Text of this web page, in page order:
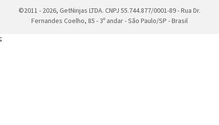
©2011 - 2026, GetNinjas LTDA. CNPJ 55.744.877/0001-89 - Rua Dr.
Fernandes Coelho, 85 - 3º andar - São Paulo/SP - Brasil
;